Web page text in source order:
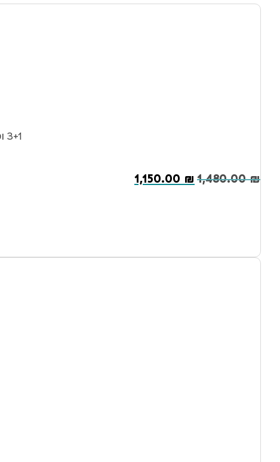
3+1 וט אסנשיאל כלב בוגר ומבוגר בינוני 10 ק”ג, בקרת משקל, עוף
1,480.00₪
1,150.00 ₪